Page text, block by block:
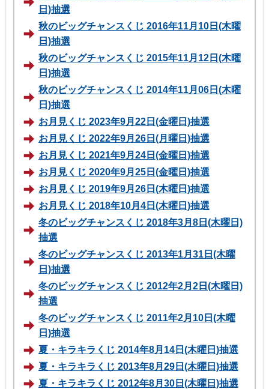
日)抽選
秋のビッグチャンスくじ 2016年11月10日(木曜
日)抽選
秋のビッグチャンスくじ 2015年11月12日(木曜
日)抽選
秋のビッグチャンスくじ 2014年11月06日(木曜
日)抽選
お月見くじ 2023年9月22日(金曜日)抽選
お月見くじ 2022年9月26日(月曜日)抽選
お月見くじ 2021年9月24日(金曜日)抽選
お月見くじ 2020年9月25日(金曜日)抽選
お月見くじ 2019年9月26日(木曜日)抽選
お月見くじ 2018年10月4日(木曜日)抽選
冬のビッグチャンスくじ 2018年3月8日(木曜日)
抽選
冬のビッグチャンスくじ 2013年1月31日(木曜
日)抽選
冬のビッグチャンスくじ 2012年2月2日(木曜日)
抽選
冬のビッグチャンスくじ 2011年2月10日(木曜
日)抽選
夏・キラキラくじ 2014年8月14日(木曜日)抽選
夏・キラキラくじ 2013年8月29日(木曜日)抽選
夏・キラキラくじ 2012年8月30日(木曜日)抽選